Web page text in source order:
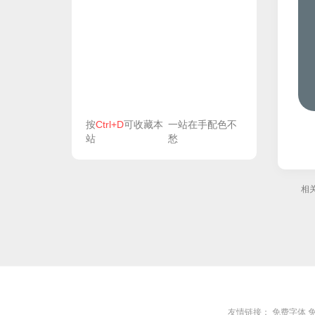
按Ctrl+D可收藏本
站
一站在手配色不
愁
相
友情链接： 免费字体